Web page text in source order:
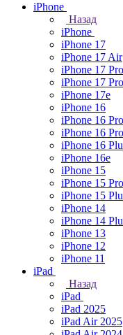
iPhone
Назад
iPhone
iPhone 17
iPhone 17 Air
iPhone 17 Pro
iPhone 17
iPhone 17e
iPhone 16
iPhone 16 Pro
iPhone 16
iPhone 16
iPhone 16e
iPhone 15
iPhone 15
iPhone 15
iPhone 14
iPhone 14
iPhone 13
iPhone 12
iPhone 11
iPad
Назад
iPad
iPad 2025
iPad Air 2025